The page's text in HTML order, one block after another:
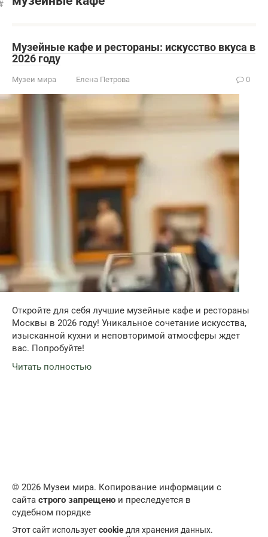
Музейные кафе и рестораны: искусство вкуса в
2026 году
Музеи мира Елена Петрова 0
Откройте для себя лучшие музейные кафе и рестораны
Москвы в 2026 году! Уникальное сочетание искусства,
изысканной кухни и неповторимой атмосферы ждет
вас. Попробуйте!
Читать полностью
© 2026 Музеи мира. Копирование информации с
сайта строго запрещено и преследуется в
судебном порядке
Этот сайт используетcookie для хранения данных.